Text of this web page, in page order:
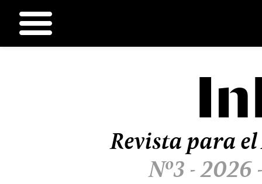
Revista para
Nº3 - 2026